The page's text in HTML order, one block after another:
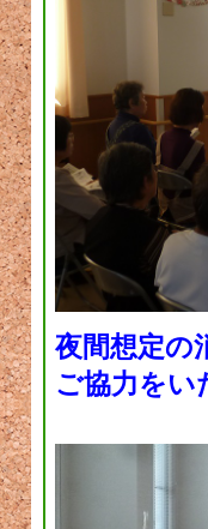
夜間想定の
ご協力をい